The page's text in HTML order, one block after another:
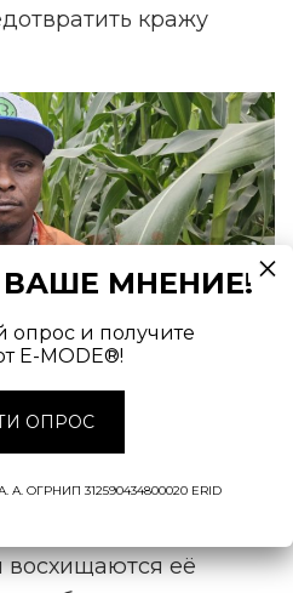
кражу
кольцевую развязку
месяцев прохожие с
бесплодное место.
восхищаются её
МНЕНИЕ!
и получите
E-MODE®!
ОПРОС
ОГРНИП 312590434800020 ERID